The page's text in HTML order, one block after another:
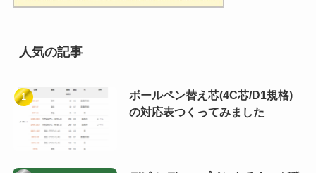
人気の記事
ボールペン替え芯(4C芯/D1規格)
の対応表つくってみました